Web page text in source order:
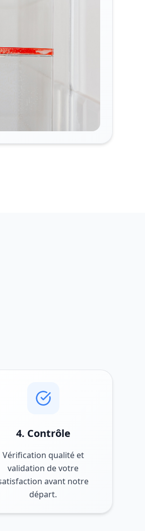
4. Contrôle
Vérification qualité et
validation de votre
avant notre
départ.